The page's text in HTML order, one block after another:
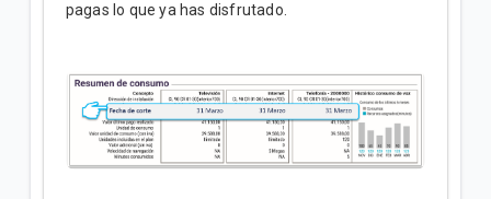
pagas lo que ya has disfrutado.